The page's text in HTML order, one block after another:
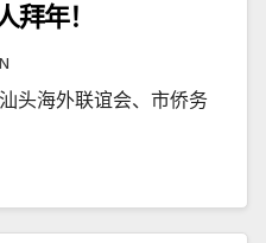
拜年！
头海外联谊会、市侨务